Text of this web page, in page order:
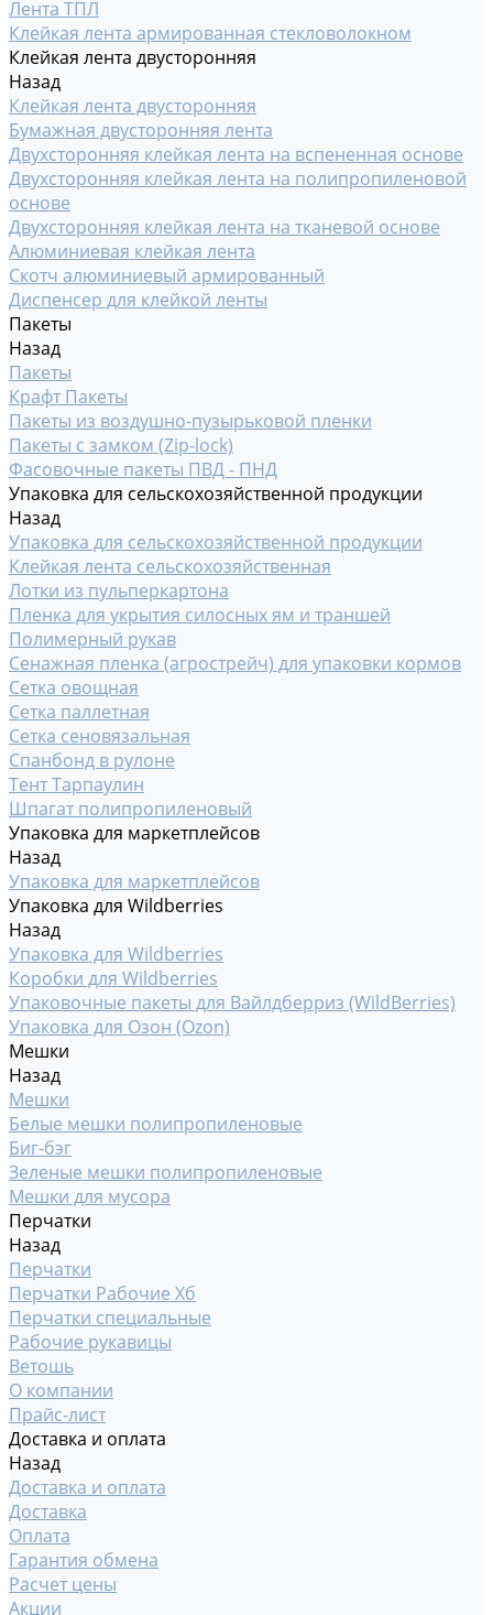
Лента ТПЛ
Клейкая лента армированная стекловолокном
Клейкая лента двусторонняя
Назад
Клейкая лента двусторонняя
Бумажная двусторонняя лента
Двухсторонняя клейкая лента на вспененная основе
Двухсторонняя клейкая лента на полипропиленовой
основе
Двухсторонняя клейкая лента на тканевой основе
Алюминиевая клейкая лента
Скотч алюминиевый армированный
Диспенсер для клейкой ленты
Пакеты
Назад
Пакеты
Крафт Пакеты
Пакеты из воздушно-пузырьковой пленки
Пакеты с замком (Zip-lock)
Фасовочные пакеты ПВД - ПНД
Упаковка для сельскохозяйственной продукции
Назад
Упаковка для сельскохозяйственной продукции
Клейкая лента сельскохозяйственная
Лотки из пульперкартона
Пленка для укрытия силосных ям и траншей
Полимерный рукав
Сенажная пленка (агрострейч) для упаковки кормов
Сетка овощная
Сетка паллетная
Сетка сеновязальная
Спанбонд в рулоне
Тент Тарпаулин
Шпагат полипропиленовый
Упаковка для маркетплейсов
Назад
Упаковка для маркетплейсов
Упаковка для Wildberries
Назад
Упаковка для Wildberries
Коробки для Wildberries
Упаковочные пакеты для Вайлдберриз (WildBerries)
Упаковка для Озон (Ozon)
Мешки
Назад
Мешки
Белые мешки полипропиленовые
Биг-бэг
Зеленые мешки полипропиленовые
Мешки для мусора
Перчатки
Назад
Перчатки
Перчатки Рабочие Хб
Перчатки специальные
Рабочие рукавицы
Ветошь
О компании
Прайс-лист
Доставка и оплата
Назад
Доставка и оплата
Доставка
Оплата
Гарантия обмена
Расчет цены
Акции